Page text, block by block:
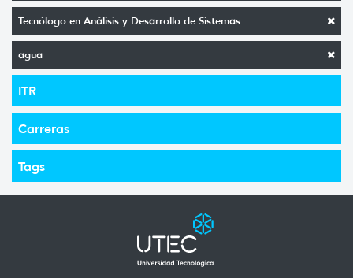
Tecnólogo en Análisis y Desarrollo de Sistemas
agua
ITR
Carreras
Tags